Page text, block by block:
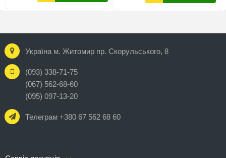
Україна м. Житомир пр. Скорульського, 8
(093) 338-71-75
(067) 562-68-60
(095) 097-13-20
Телеграм +380 67 562 68 60